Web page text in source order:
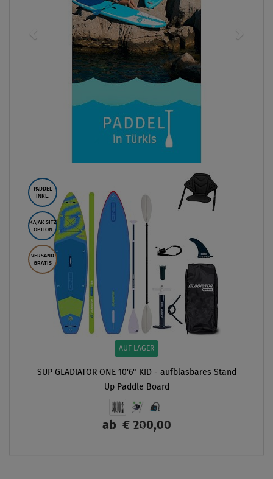
PADDEL
INKL.
KAJAK SITZ
OPTION
VERSAND
GRATIS
AUF LAGER
SUP GLADIATOR ONE 10'6" KID - aufblasbares Stand
Up Paddle Board
ab € 200,00